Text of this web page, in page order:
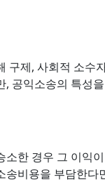
구제, 사회적 소수
공익소송의 특성
한 경우 그 이익
비용을 부담한